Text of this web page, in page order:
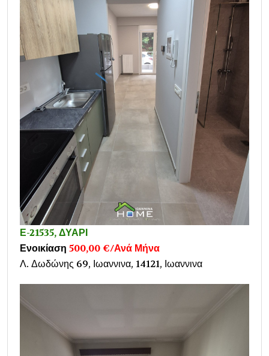
Ε-21535, ΔΥΑΡΙ
Ενοικίαση 500,00 €/Ανά Μήνα
Λ. Δωδώνης 69, Ιωαννινα, 14121, Ιωαννινα